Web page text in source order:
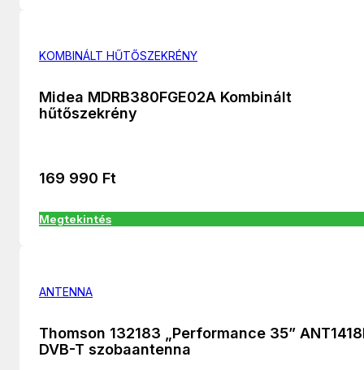
KOMBINÁLT HŰTŐSZEKRÉNY
Midea MDRB380FGE02A Kombinált
hűtőszekrény
169 990 Ft
Megtekintés
ANTENNA
Thomson 132183 „Performance 35”
DVB-T szobaantenna